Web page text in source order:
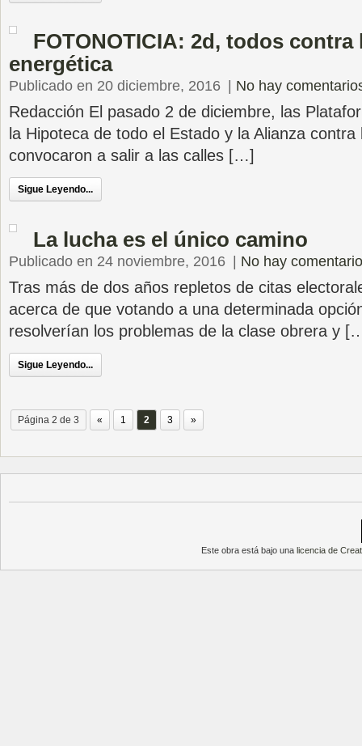
FOTONOTICIA: 2d, todos contra
energética
Publicado en 20 diciembre, 2016 No hay
Redacción El pasado 2 de diciembre, las
la Hipoteca de todo el Estado y la Alianza
convocaron a salir a las calles […]
Sigue Leyendo...
La lucha es el único camino
Publicado en 24 noviembre, 2016 No hay
Tras más de dos años repletos de citas
acerca de que votando a una determinada
resolverían los problemas de la clase obrera y
Sigue Leyendo...
Página 2 de 3 « 1 2 3 »
Este obra está bajo unalicencia de